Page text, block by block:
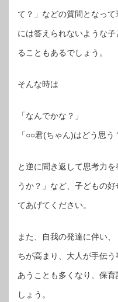
て？」などの質問となっ
には答えられないような
ることもあるでしょう。
そんな時は
「なんでかな？」
「○○君(ちゃん)はどう思う
と逆に聞き返して思考力
うか？」など、子どもの
てあげてください。
また、自我の発達に伴い
ちが高まり、大人が手伝
あうことも多くなり、保
しょう。